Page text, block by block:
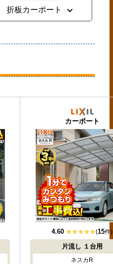
折板カーポート
カーポート
4.60 (15件)
片流し １台用
ネスカR